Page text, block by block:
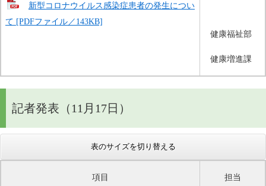
新型コロナウイルス感染症患者の発生につい
て [PDFファイル／143KB]
健康福祉部
健康増進課
記者発表（11月17日）
表のサイズを切り替える
項目 担当